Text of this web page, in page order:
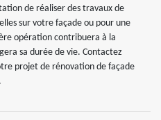
de réaliser des travaux de
sur votre façade ou pour une
opération contribuera à la
sa durée de vie. Contactez
projet de rénovation de façade